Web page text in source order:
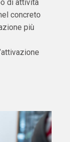
di attività
concreto
più